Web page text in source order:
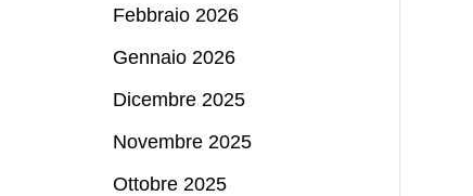
Febbraio 2026
Gennaio 2026
Dicembre 2025
Novembre 2025
Ottobre 2025